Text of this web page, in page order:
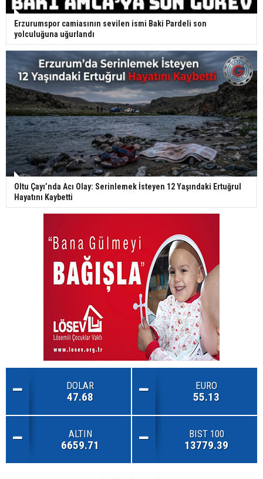
Erzurumspor camiasının sevilen ismi Baki Pardeli son
yolculuğuna uğurlandı
Oltu Çayı’nda Acı Olay: Serinlemek İsteyen 12 Yaşındaki Ertuğrul
Hayatını Kaybetti
DOLAR
47.68
EURO
55.13
ALTIN
6659.71
BIST 100
13779.39